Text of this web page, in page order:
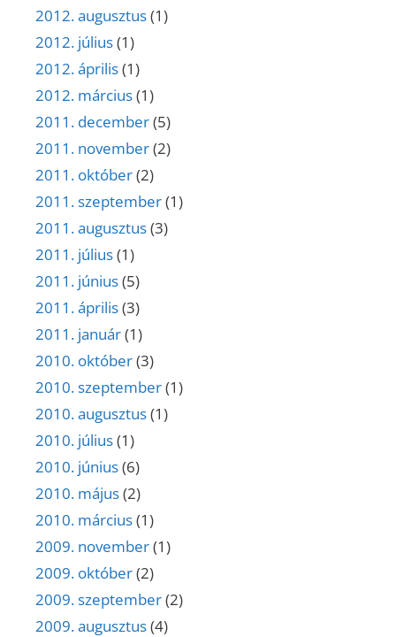
2012. augusztus(1)
2012. július(1)
2012. április(1)
2012. március(1)
2011. december(5)
2011. november(2)
2011. október(2)
2011. szeptember(1)
2011. augusztus(3)
2011. július(1)
2011. június(5)
2011. április(3)
2011. január(1)
2010. október(3)
2010. szeptember(1)
2010. augusztus(1)
2010. július(1)
2010. június(6)
2010. május(2)
2010. március(1)
2009. november(1)
2009. október(2)
2009. szeptember(2)
2009. augusztus(4)